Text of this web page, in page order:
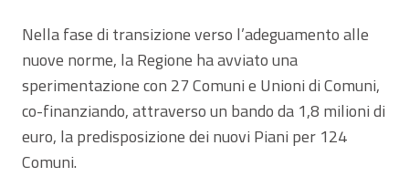
Nella fase di transizione verso l’adeguamento alle
nuove norme, la Regione ha avviato una
sperimentazione con 27 Comuni e Unioni di Comuni,
co-finanziando, attraverso un bando da 1,8 milioni di
euro, la predisposizione dei nuovi Piani per 124
Comuni.